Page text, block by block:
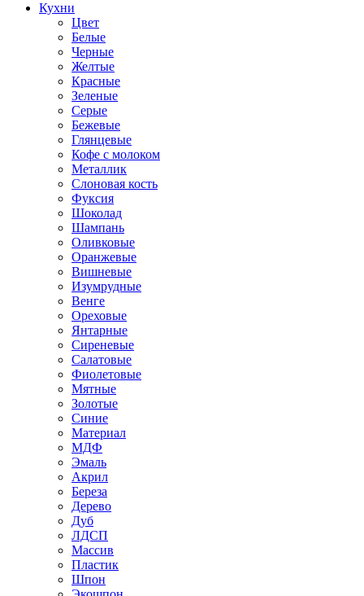
Кухни
Цвет
Белые
Черные
Желтые
Красные
Зеленые
Серые
Бежевые
Глянцевые
Кофе с молоком
Металлик
Слоновая кость
Фуксия
Шоколад
Шампань
Оливковые
Оранжевые
Вишневые
Изумрудные
Венге
Ореховые
Янтарные
Сиреневые
Салатовые
Фиолетовые
Мятные
Золотые
Синие
Материал
МДФ
Эмаль
Акрил
Береза
Дерево
Дуб
ЛДСП
Массив
Пластик
Шпон